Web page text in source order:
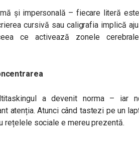
și impersonală – fiecare literă
cursivă sau caligrafia implică
ce activează zonele
a devenit norma – iar
atenția. Atunci când tastezi pe un
rețelele sociale e mereu prezentă.